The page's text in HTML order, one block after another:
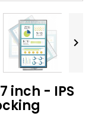

inch - IPS